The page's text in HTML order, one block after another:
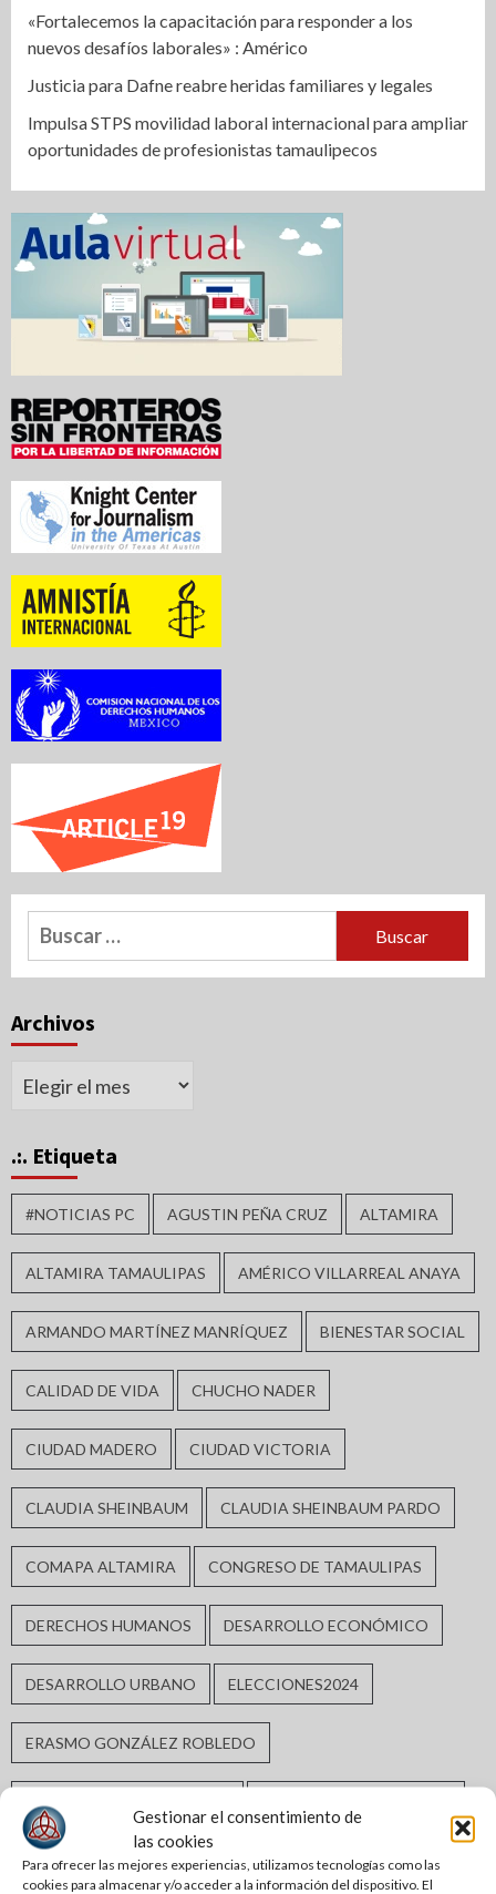
Gestionar el consentimiento de
las cookies
Para ofrecer las mejores experiencias, utilizamos tecnologías como las
cookies para almacenar y/o acceder a la información del dispositivo. El
«Fortalecemos la capacitación para responder a los
nuevos desafíos laborales» : Américo
Justicia para Dafne reabre heridas familiares y legales
Impulsa STPS movilidad laboral internacional para ampliar
oportunidades de profesionistas tamaulipecos
Buscar:
Archivos
Archivos
.:. Etiqueta
#NOTICIAS PC AGUSTIN PEÑA CRUZ ALTAMIRA
ALTAMIRA TAMAULIPAS AMÉRICO VILLARREAL ANAYA
ARMANDO MARTÍNEZ MANRÍQUEZ BIENESTAR SOCIAL
CALIDAD DE VIDA CHUCHO NADER
CIUDAD MADERO CIUDAD VICTORIA
CLAUDIA SHEINBAUM CLAUDIA SHEINBAUM PARDO
COMAPA ALTAMIRA CONGRESO DE TAMAULIPAS
DERECHOS HUMANOS DESARROLLO ECONÓMICO
DESARROLLO URBANO ELECCIONES2024
ERASMO GONZÁLEZ ROBLEDO
GABRIEL ARCOS ESPINOSA
GOBIERNO DE TAMAULIPAS GOBIERNO MUNICIPAL